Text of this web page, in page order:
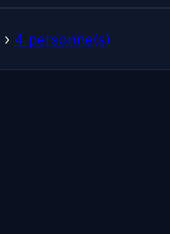
› 4 personne(s)